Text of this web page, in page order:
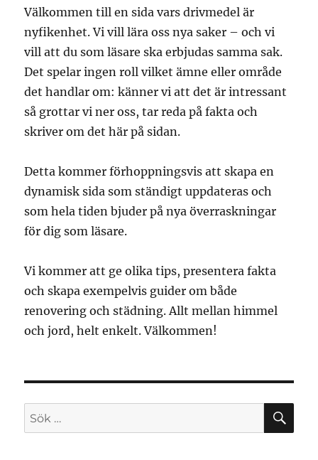
Välkommen till en sida vars drivmedel är
nyfikenhet. Vi vill lära oss nya saker – och vi
vill att du som läsare ska erbjudas samma sak.
Det spelar ingen roll vilket ämne eller område
det handlar om: känner vi att det är intressant
så grottar vi ner oss, tar reda på fakta och
skriver om det här på sidan.
Detta kommer förhoppningsvis att skapa en
dynamisk sida som ständigt uppdateras och
som hela tiden bjuder på nya överraskningar
för dig som läsare.
Vi kommer att ge olika tips, presentera fakta
och skapa exempelvis guider om både
renovering och städning. Allt mellan himmel
och jord, helt enkelt. Välkommen!
Sök
efter: